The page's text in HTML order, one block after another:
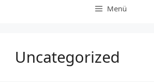
Menü
Uncategorized